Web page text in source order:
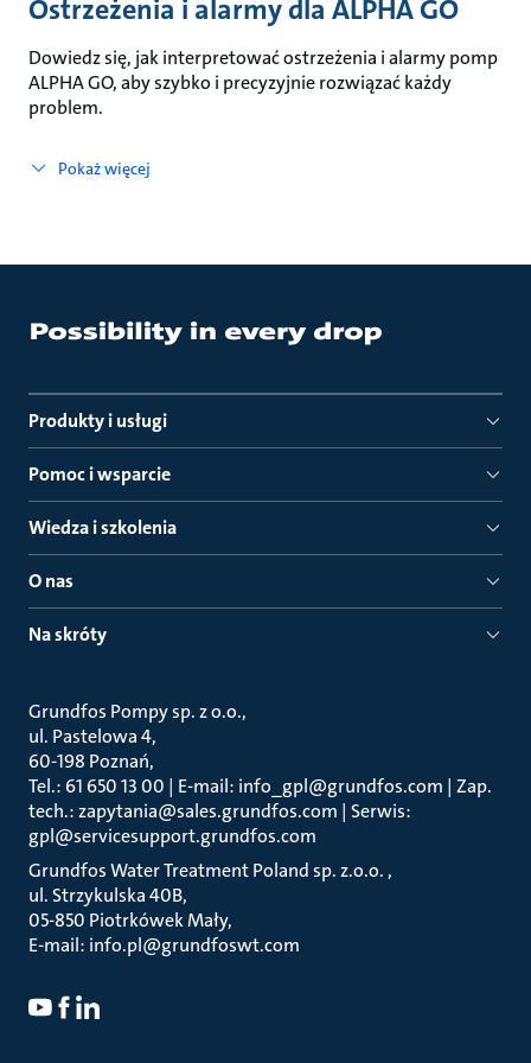
Ostrzeżenia i alarmy dla ALPHA GO
Dowiedz się, jak interpretować ostrzeżenia i alarmy pomp
ALPHA GO, aby szybko i precyzyjnie rozwiązać każdy
problem.
Pokaż więcej
Produkty i usługi
Pomoc i wsparcie
Wiedza i szkolenia
O nas
Na skróty
Grundfos Pompy sp. z o.o.
ul. Pastelowa 4
60-198 Poznań
Tel.: 61 650 13 00 | E-mail: info_gpl@grundfos.com | Zap.
tech.: zapytania@sales.grundfos.com | Serwis:
gpl@servicesupport.grundfos.com
Grundfos Water Treatment Poland sp. z.o.o.
ul. Strzykulska 40B
05-850 Piotrkówek Mały
E-mail: info.pl@grundfoswt.com